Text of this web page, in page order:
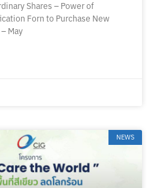
Shares – Power of
Forn to Purchase New
May
NEWS